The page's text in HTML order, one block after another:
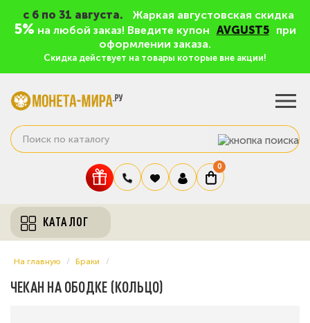
c 6 по 31 августа. Жаркая августовская скидка
5% на любой заказ! Введите купон AVGUST5
при
оформлении заказа.
Скидка действует на товары которые вне акции!
0
КАТАЛОГ
На главную Браки
ЧЕКАН НА ОБОДКЕ (КОЛЬЦО)